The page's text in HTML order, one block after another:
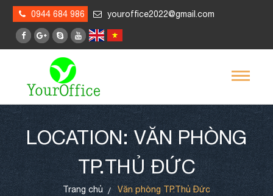
0944 684 986 youroffice2022@gmail.com
LOCATION: VĂN PHÒNG
TP.THỦ ĐỨC
Trang chủ Văn phòng TP.Thủ Đức